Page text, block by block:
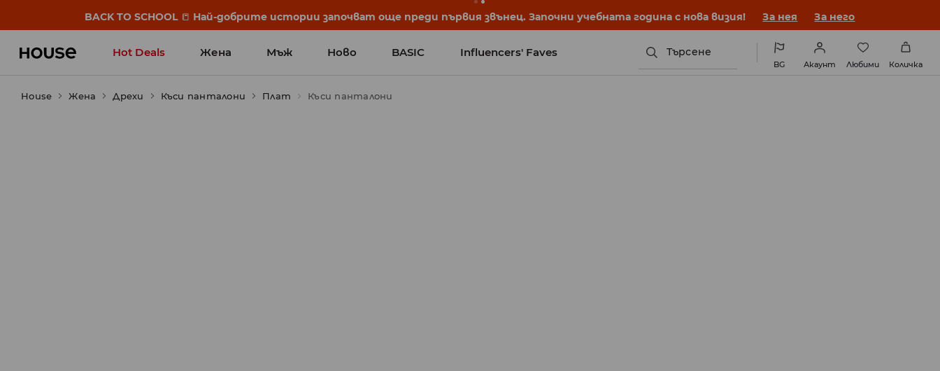
BACK TO SCHOOL 📒 Най-добрите истории започват още преди първия звънец. Започни учебната година с нова визия! За нея За него
Hot Deals Жена Мъж Ново BASIC Influencers' Faves Търсене
BG Акаунт Любими Количка
House Жена Дрехи Къси панталони Плат Къси панталони